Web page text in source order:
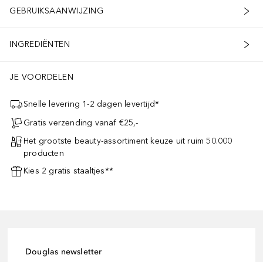
GEBRUIKSAANWIJZING
INGREDIËNTEN
JE VOORDELEN
Snelle levering 1-2 dagen levertijd*
Gratis verzending vanaf €25,-
Het grootste beauty-assortiment keuze uit ruim 50.000
producten
Kies 2 gratis staaltjes**
Douglas newsletter